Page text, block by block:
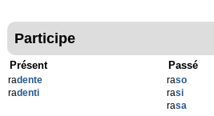
Participe
Présent
radente
radenti
Passé
raso
rasi
rasa